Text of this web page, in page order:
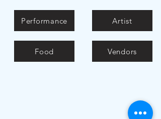
Performance
Food
Artist
Vendors